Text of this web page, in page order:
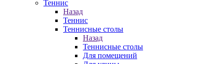
Теннис
Назад
Теннис
Теннисные столы
Назад
Теннисные столы
Для помещений